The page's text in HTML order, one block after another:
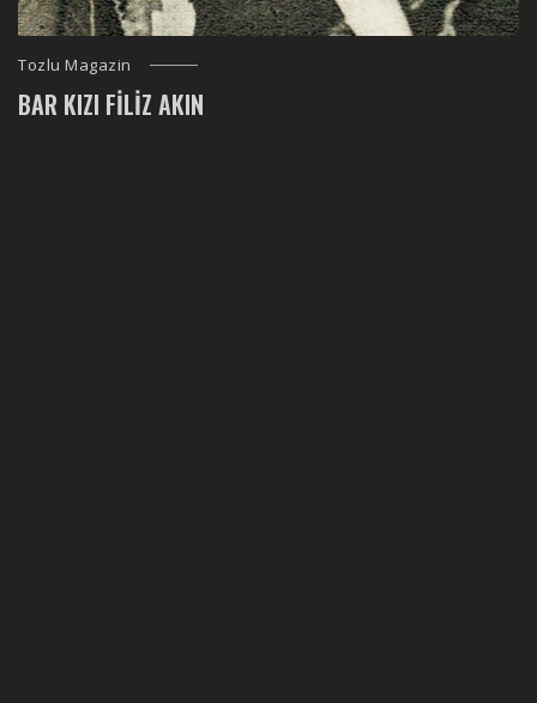
Tozlu Magazin
BAR KIZI FILIZ AKIN